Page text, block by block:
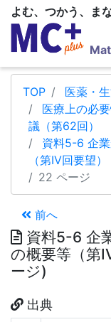
よむ、つかう、まな
TOP
医薬・
医療上の必
議（第62回）
資料5-6 企
（第IV回要望）
22 ページ
前へ
資料5-6 企
の概要等（第
ージ)
出典